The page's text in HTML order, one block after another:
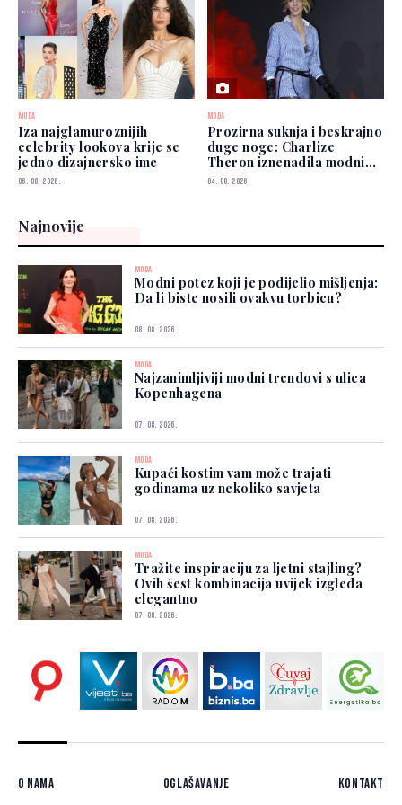
MODA
Iza najglamuroznijih
celebrity lookova krije se
jedno dizajnersko ime
06. 08. 2026.
MODA
Prozirna suknja i beskrajno
duge noge: Charlize
Theron iznenadila modnim
izborom
04. 08. 2026.
Najnovije
MODA
Modni potez koji je podijelio mišljenja:
Da li biste nosili ovakvu torbicu?
08. 08. 2026.
MODA
Najzanimljiviji modni trendovi s ulica
Kopenhagena
07. 08. 2026.
MODA
Kupaći kostim vam može trajati
godinama uz nekoliko savjeta
07. 08. 2026.
MODA
Tražite inspiraciju za ljetni stajling?
Ovih šest kombinacija uvijek izgleda
elegantno
07. 08. 2026.
O nama Oglašavanje Kontakt